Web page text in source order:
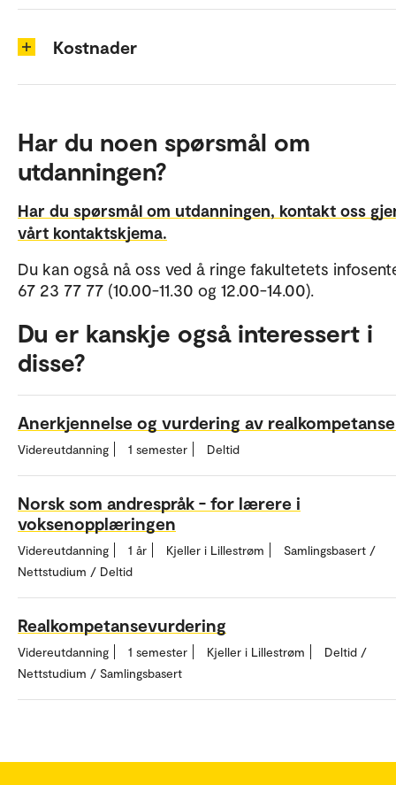
Kostnader
Har du noen spørsmål om
utdanningen?
Har du spørsmål om utdanningen, kontakt oss
vårt kontaktskjema.
Du kan også nå oss ved å ringe fakultetets
67 23 77 77 (10.00-11.30 og 12.00-14.00).
Du er kanskje også interessert i
disse?
Anerkjennelse og vurdering av realkompetanse
Videreutdanning 1 semester Deltid
Norsk som andrespråk - for lærere i
voksenopplæringen
Videreutdanning 1 år Kjeller i Lillestrøm
Samlingsbasert /
Nettstudium / Deltid
Realkompetansevurdering
Videreutdanning 1 semester Kjeller i Lillestrøm
Deltid /
Nettstudium / Samlingsbasert